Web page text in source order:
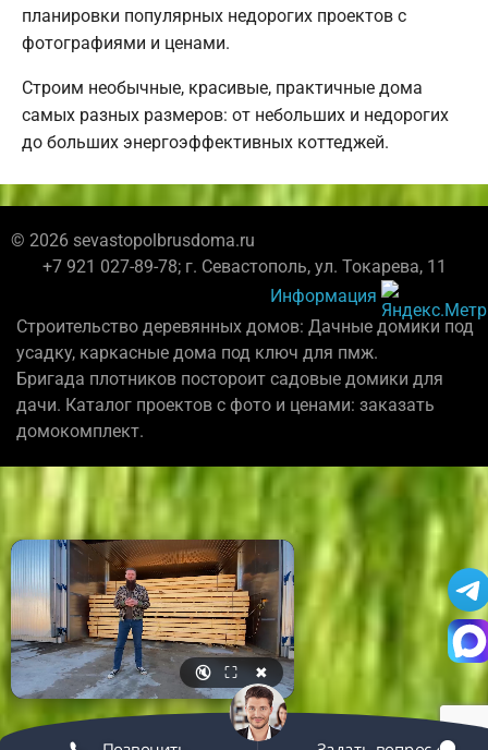
планировки популярных недорогих проектов с
фотографиями и ценами.
Строим необычные, красивые, практичные дома
самых разных размеров: от небольших и недорогих
до больших энергоэффективных коттеджей.
© 2026 sevastopolbrusdoma.ru
+7 921 027-89-78; г. Севастополь, ул. Токарева, 11
Информация
Строительство деревянных домов: Дачные домики под
усадку, каркасные дома под ключ для пмж.
Бригада плотников постороит садовые домики для
дачи. Каталог проектов с фото и ценами: заказать
домокомплект.
🔇 ⛶ ✖